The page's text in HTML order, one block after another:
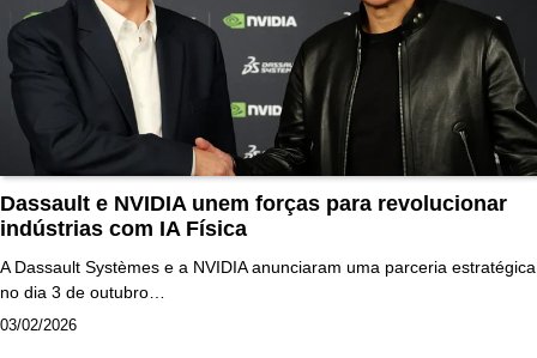
Dassault e NVIDIA unem forças para revolucionar
indústrias com IA Física
A Dassault Systèmes e a NVIDIA anunciaram uma parceria estratégica
no dia 3 de outubro…
03/02/2026